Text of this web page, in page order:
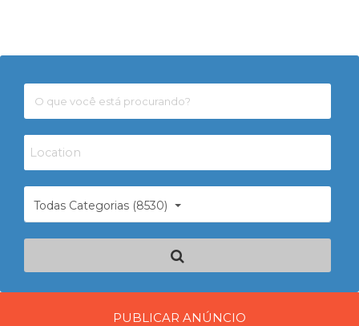
Todas Categorias (8530)
PUBLICAR ANÚNCIO